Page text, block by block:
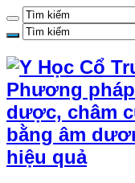
Phương
dược, châm
bằng âm
hiệu quả